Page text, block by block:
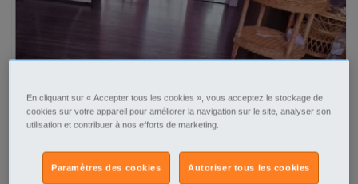
En cliquant sur « Accepter tous les cookies », vous acceptez le stockage de
cookies sur votre appareil pour améliorer la navigation sur le site, analyser son
utilisation et contribuer à nos efforts de marketing.
Autoriser tous les cookies
Paramètres des cookies